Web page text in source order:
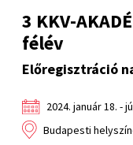
3 KKV-
félév
Előregisztráció
2024. január 18. -
Budapesti